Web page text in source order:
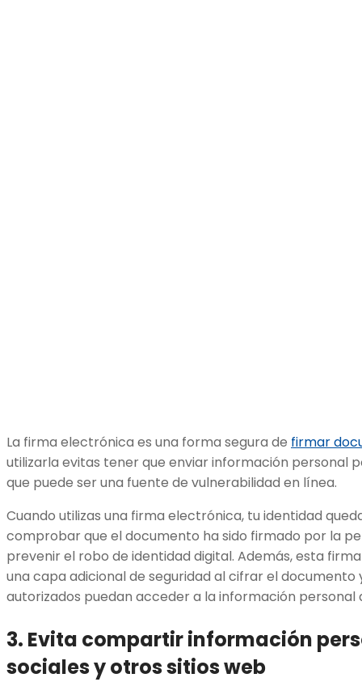
La firma electrónica es una forma segura de firmar
utilizarla evitas tener que enviar información personal
que puede ser una fuente de vulnerabilidad en línea.
Cuando utilizas una firma electrónica, tu identidad
comprobar que el documento ha sido firmado por la
prevenir el robo de identidad digital. Además, esta
una capa adicional de seguridad al cifrar el
autorizados puedan acceder a la información personal
3. Evita compartir información
sociales y otros sitios web